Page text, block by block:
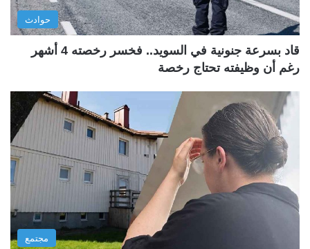
حوادث
قاد بسرعة جنونية في السويد.. فخسر رخصته 4 أشهر
رغم أن وظيفته تحتاج رخصة
مجتمع